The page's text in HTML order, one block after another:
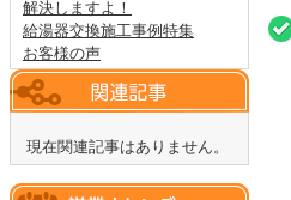
解決しますよ！
給湯器交換施工事例特集
お客様の声
現在関連記事はありません。